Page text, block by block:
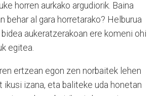
horren aurkako argudiorik. Baina
behar al gara horretarako? Helburua
bidea aukeratzerakoan ere komeni ohi
egitea.
ertzean egon zen norbaitek lehen
ikusi izana, eta baliteke uda honetan